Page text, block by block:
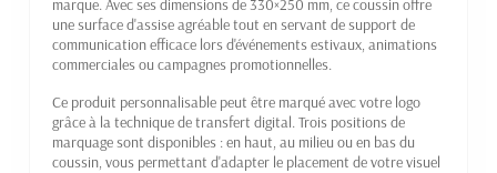
marque. Avec ses dimensions de 330×250 mm, ce coussin offre
une surface d'assise agréable tout en servant de support de
communication efficace lors d'événements estivaux, animations
commerciales ou campagnes promotionnelles.
Ce produit personnalisable peut être marqué avec votre logo
grâce à la technique de transfert digital. Trois positions de
marquage sont disponibles : en haut, au milieu ou en bas du
coussin, vous permettant d'adapter le placement de votre visuel